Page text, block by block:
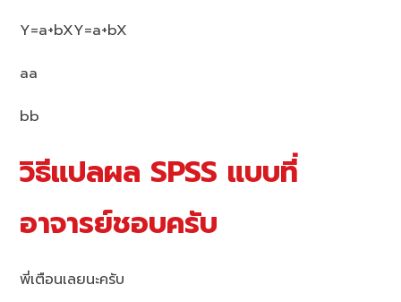
Y=a+bXY=a+bX
aa
bb
วิธีแปลผล SPSS แบบที่
อาจารย์ชอบครับ
พี่เตือนเลยนะครับ